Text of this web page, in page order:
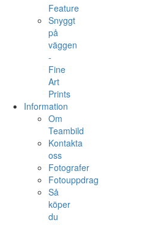
Feature
Snyggt
på
väggen
-
Fine
Art
Prints
Information
Om
Teambild
Kontakta
oss
Fotografer
Fotouppdrag
Så
köper
du